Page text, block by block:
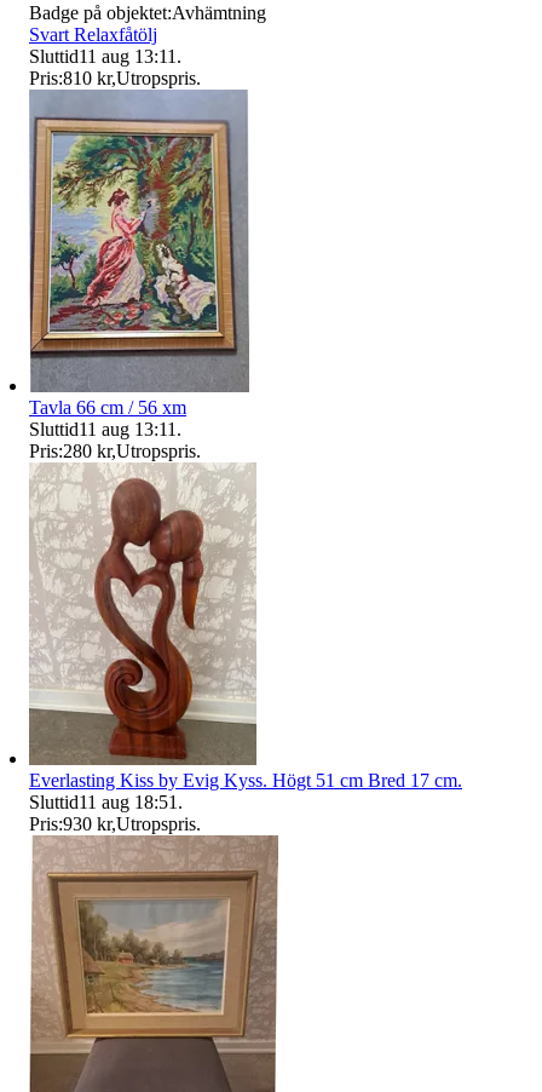
Badge på objektet:Avhämtning
Svart Relaxfåtölj
Sluttid11 aug 13:11 .
Pris:810 kr,Utropspris.
Tavla 66 cm / 56 xm
Sluttid11 aug 13:11 .
Pris:280 kr,Utropspris.
Everlasting Kiss by Evig Kyss. Högt 51 cm Bred 17 cm.
Sluttid11 aug 18:51 .
Pris:930 kr,Utropspris.